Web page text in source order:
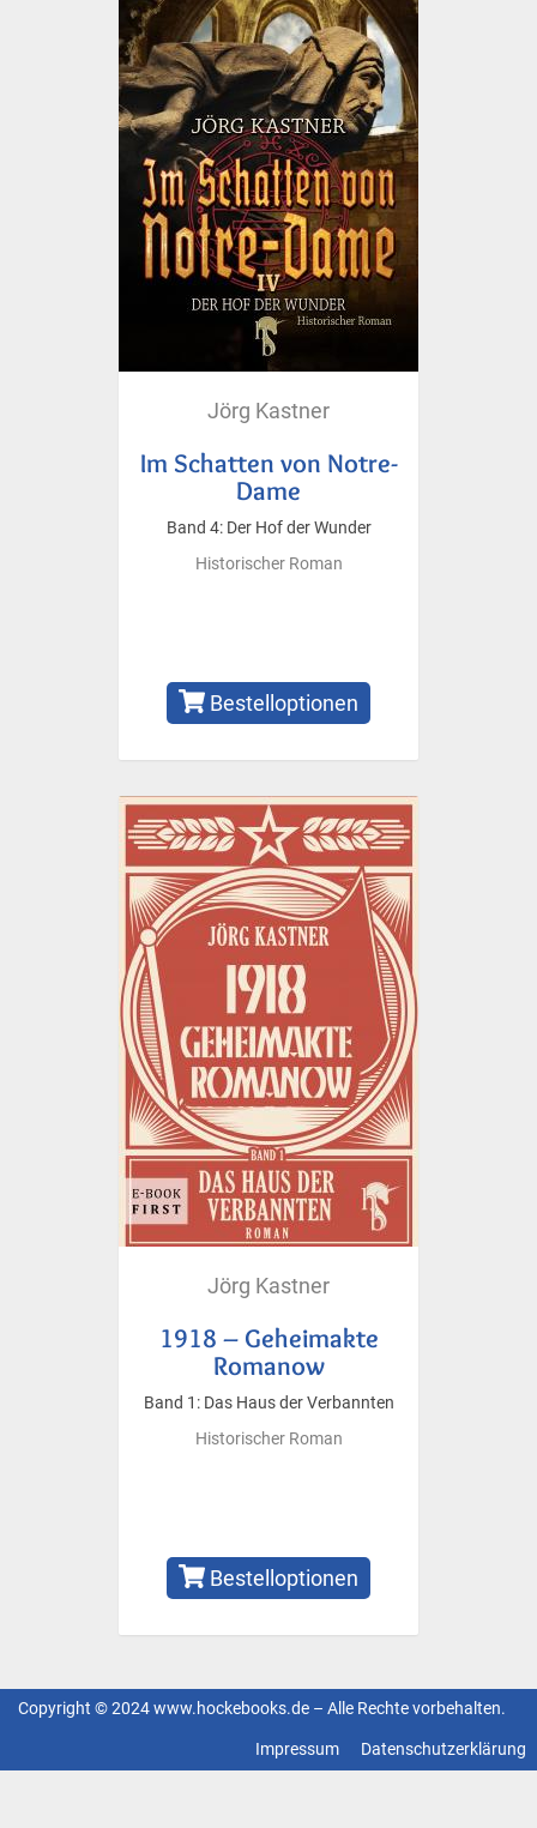
Jörg Kastner
Im Schatten von Notre-
Dame
Band 4: Der Hof der Wunder
Historischer Roman
Bestelloptionen
Jörg Kastner
1918 – Geheimakte
Romanow
Band 1: Das Haus der Verbannten
Historischer Roman
Bestelloptionen
Copyright © 2024 www.hockebooks.de – Alle Rechte vorbehalten.
Datenschutzerklärung
Impressum